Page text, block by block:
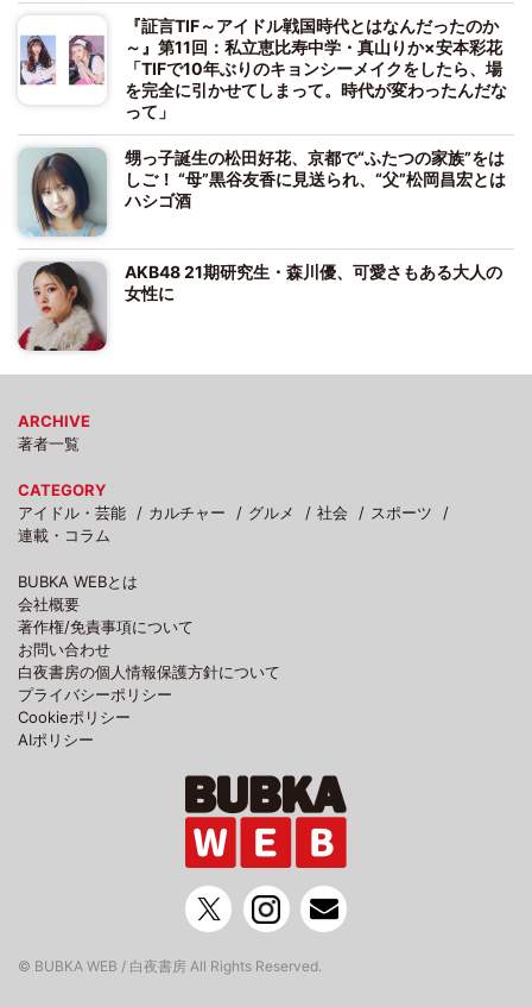
『証言TIF～アイドル戦国時代とはなんだったのか
～』第11回：私立恵比寿中学・真山りか×安本彩花
「TIFで10年ぶりのキョンシーメイクをしたら、場
を完全に引かせてしまって。時代が変わったんだな
って」
甥っ子誕生の松田好花、京都で“ふたつの家族”をは
しご！ “母”黒谷友香に見送られ、“父”松岡昌宏とは
ハシゴ酒
AKB48 21期研究生・森川優、可愛さもある大人の
女性に
ARCHIVE
著者一覧
CATEGORY
アイドル・芸能
カルチャー グルメ 社会
スポーツ
連載・コラム
BUBKA WEBとは
会社概要
著作権/免責事項について
お問い合わせ
白夜書房の個人情報保護方針について
プライバシーポリシー
Cookieポリシー
AIポリシー
© BUBKA WEB / 白夜書房 All Rights Reserved.